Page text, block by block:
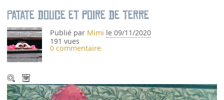
Patate douce et poire de terre
Publié par Mimi le 09/11/2020
191 vues
0 commentaire